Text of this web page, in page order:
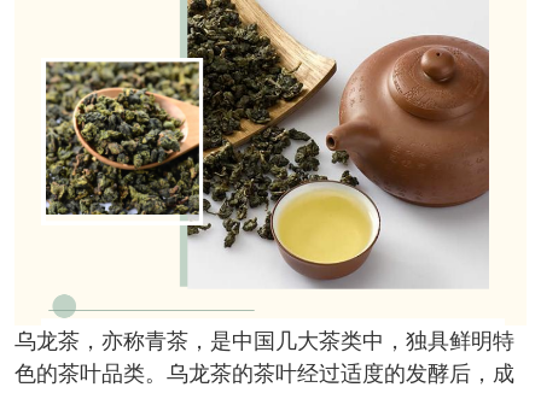
乌龙茶，亦称青茶，是中国几大茶类中，独具鲜明特
色的茶叶品类。乌龙茶的茶叶经过适度的发酵后，成